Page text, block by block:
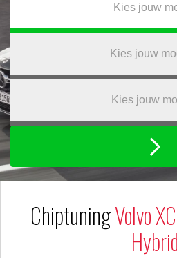
Kies jouw
Kies jouw
Kies jouw
ChiptuningVolvo
Hybrid